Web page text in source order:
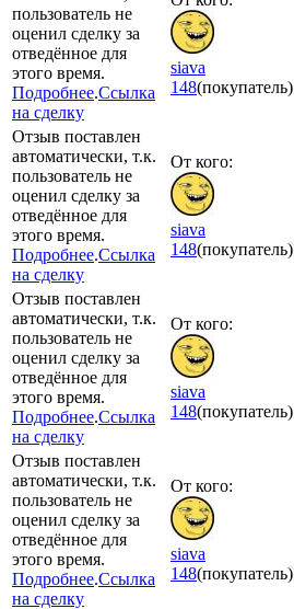
пользователь не
оценил сделку за
отведённое для
этого время.
Подробнее.Ссылка
на сделку
siava
148(покупатель)
Отзыв поставлен
автоматически, т.к.
пользователь не
оценил сделку за
отведённое для
этого время.
Подробнее.Ссылка
на сделку
От кого:
siava
148(покупатель)
Отзыв поставлен
автоматически, т.к.
пользователь не
оценил сделку за
отведённое для
этого время.
Подробнее.Ссылка
на сделку
От кого:
siava
148(покупатель)
Отзыв поставлен
автоматически, т.к.
пользователь не
оценил сделку за
отведённое для
этого время.
Подробнее.Ссылка
на сделку
От кого:
siava
148(покупатель)